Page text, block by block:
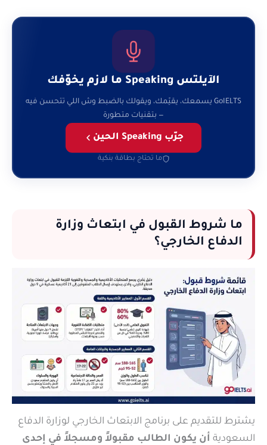
الآيلتس Speaking ما لازم يخوّفك
GoIELTS يسمعك، يقيّمك، ويقولك بالضبط وش اللي تتحسن فيه
— بتقنيات متطورة
جرّب Speaking الحين
ما تحتاج بطاقة بنكية
ما شروط القبول في ابتعاث وزارة
الدفاع الخارجي؟
يشترط للتقديم على برنامج الابتعاث الخارجي لوزارة الدفاع
السعودية أن يكون الطالب مقبولاً ومسجلاً في إحدى